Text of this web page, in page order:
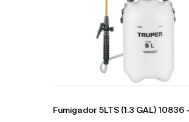
Fumigador 5LTS (1.3 GAL) 10836